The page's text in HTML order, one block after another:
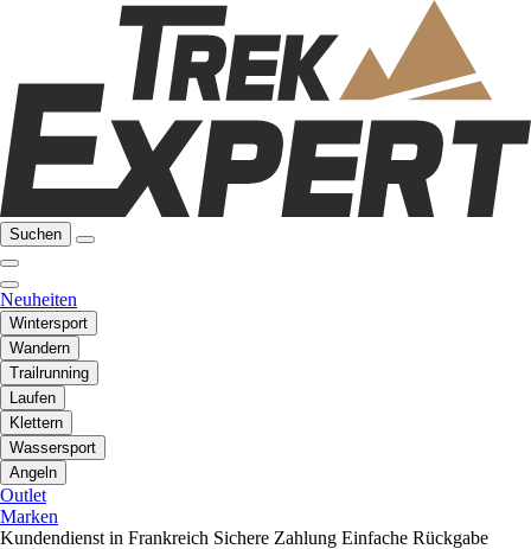
Suchen
Neuheiten
Wintersport
Wandern
Trailrunning
Laufen
Klettern
Wassersport
Angeln
Outlet
Marken
Kundendienst in Frankreich Sichere Zahlung Einfache Rückgabe